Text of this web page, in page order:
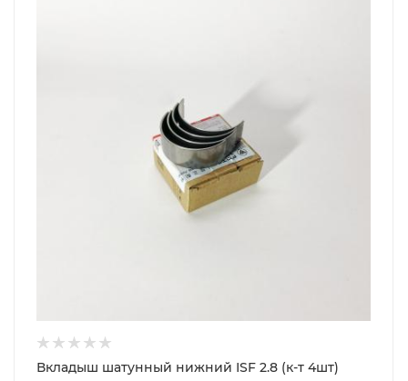
Вкладыш шатунный нижний ISF 2.8 (к-т 4шт)